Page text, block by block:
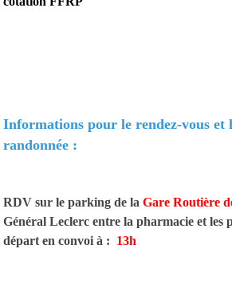
Informations pour le rendez-vous et
randonnée :
RDV sur le parking de la Gare Routière
Général Leclerc entre la pharmacie et les
départ en convoi à : 13h